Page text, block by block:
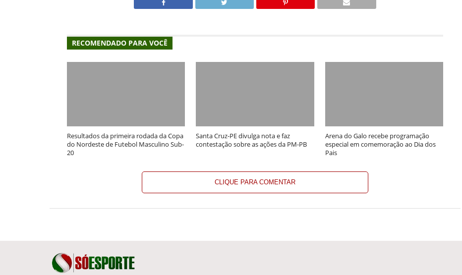
RECOMENDADO PARA VOCÊ
Resultados da primeira rodada da Copa
do Nordeste de Futebol Masculino Sub-
20
Santa Cruz-PE divulga nota e faz
contestação sobre as ações da PM-PB
Arena do Galo recebe programação
especial em comemoração ao Dia dos
Pais
CLIQUE PARA COMENTAR